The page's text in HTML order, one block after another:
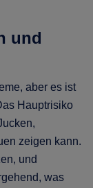
und
aber es ist
Hauptrisiko
zeigen kann.
und
was